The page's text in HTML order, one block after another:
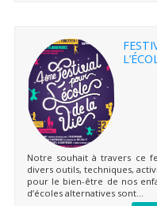
Notre souhait à travers ce
divers outils, techniques,
pour le bien-être de nos
d’écoles alternatives sont...